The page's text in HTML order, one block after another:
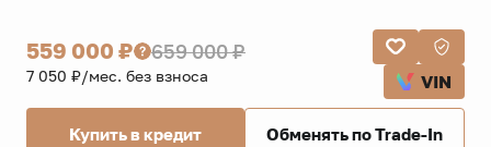
559 000 ₽ 659 000 ₽
7 050 ₽/мес. без взноса VIN
Купить в кредит Обменять по Trade-In